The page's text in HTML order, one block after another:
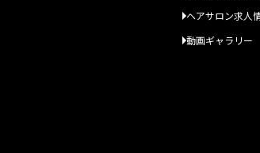
ヘアサロン求人
動画ギャラリー